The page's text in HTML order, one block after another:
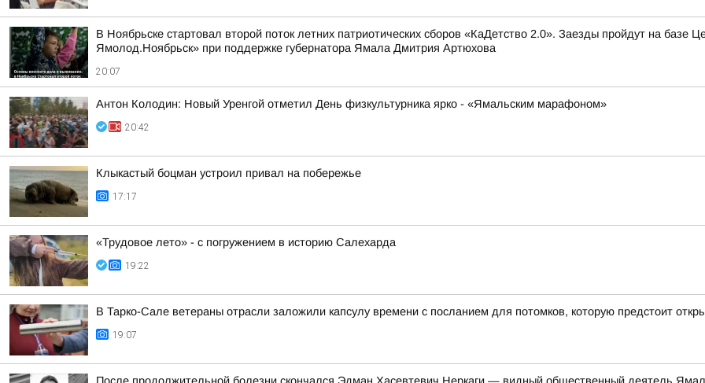
В Ноябрьске стартовал второй поток летних патриотических сборов «КаДетство 2.0». Заезды пройдут на базе
Ямолод.Ноябрьск» при поддержке губернатора Ямала Дмитрия Артюхова
20:07
Антон Колодин: Новый Уренгой отметил День физкультурника ярко - «Ямальским марафоном»
20:42
Клыкастый боцман устроил привал на побережье
17:17
«Трудовое лето» - с погружением в историю Салехарда
19:22
В Тарко-Сале ветераны отрасли заложили капсулу времени с посланием для потомков, которую предстоит
19:07